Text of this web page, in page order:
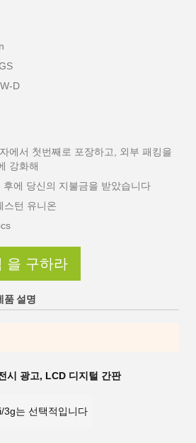
D
에서 첫번째로 포장하고, 외부 패킹을
강화해
에 당신의 지불금을 받았습니다
스턴 유니온
을 구하라
품 설명
시 광고, LCD 디지털 간판
3g는 선택적입니다